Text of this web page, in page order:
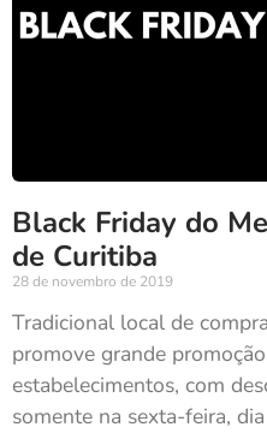
Black Friday do
de Curitiba
28 de novembro de 2019
Tradicional local de
promove grande
estabelecimentos, com
somente na sexta-feira,